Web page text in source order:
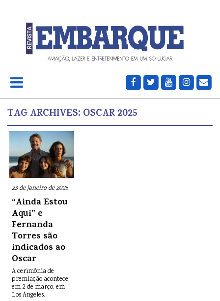
TAG ARCHIVES: OSCAR 2025
23 de janeiro de 2025
“Ainda Estou
Aqui” e
Fernanda
Torres são
indicados ao
Oscar
A cerimônia de
premiação acontece
em 2 de março, em
Los Angeles.